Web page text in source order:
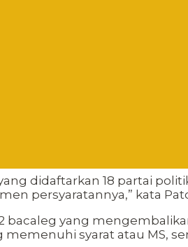
didaftarkan 18 partai
persyaratannya,” kata
yang
syarat atau MS,